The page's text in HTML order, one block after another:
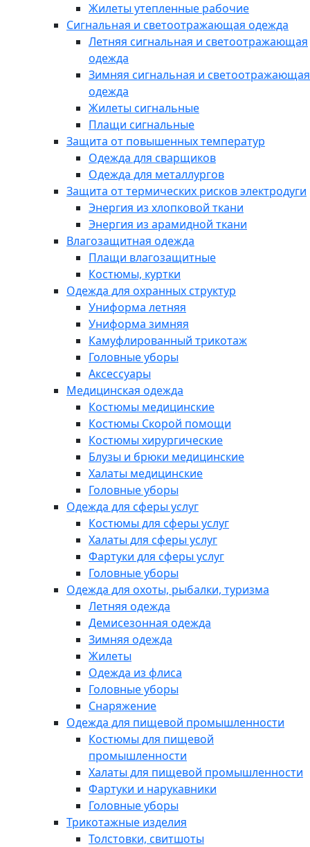
Жилеты утепленные рабочие
Сигнальная и светоотражающая одежда
Летняя сигнальная и светоотражающая
одежда
Зимняя сигнальная и светоотражающая
одежда
Жилеты сигнальные
Плащи сигнальные
Защита от повышенных температур
Одежда для сварщиков
Одежда для металлургов
Защита от термических рисков электродуги
Энергия из хлопковой ткани
Энергия из арамидной ткани
Влагозащитная одежда
Плащи влагозащитные
Костюмы, куртки
Одежда для охранных структур
Униформа летняя
Униформа зимняя
Камуфлированный трикотаж
Головные уборы
Аксессуары
Медицинская одежда
Костюмы медицинские
Костюмы Скорой помощи
Костюмы хирургические
Блузы и брюки медицинские
Халаты медицинские
Головные уборы
Одежда для сферы услуг
Костюмы для сферы услуг
Халаты для сферы услуг
Фартуки для сферы услуг
Головные уборы
Одежда для охоты, рыбалки, туризма
Летняя одежда
Демисезонная одежда
Зимняя одежда
Жилеты
Одежда из флиса
Головные уборы
Снаряжение
Одежда для пищевой промышленности
Костюмы для пищевой
промышленности
Халаты для пищевой промышленности
Фартуки и нарукавники
Головные уборы
Трикотажные изделия
Толстовки, свитшоты